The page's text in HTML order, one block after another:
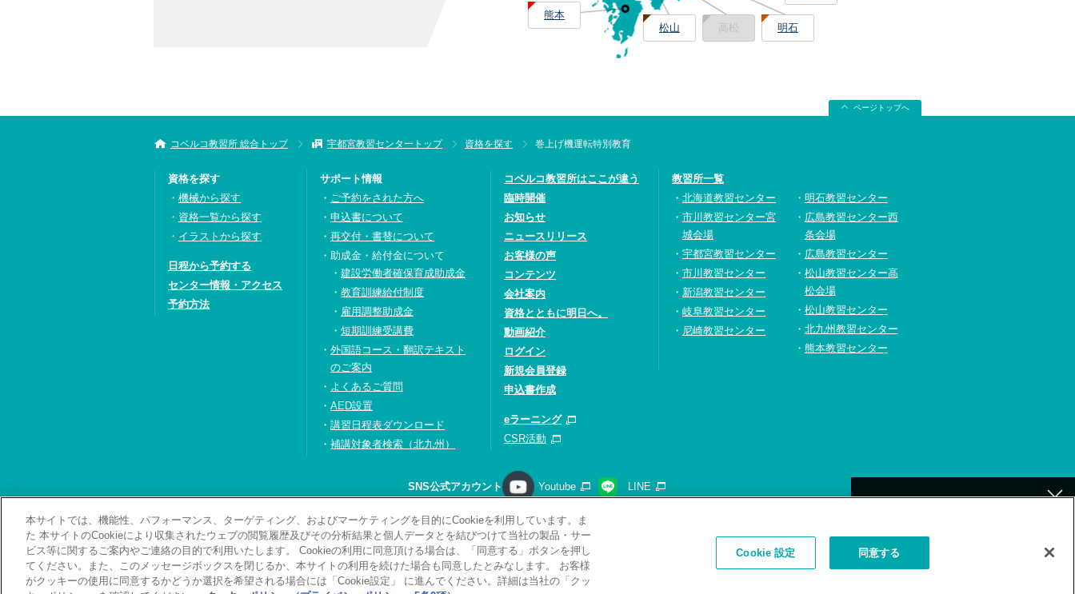
明石
高松
松山
熊本
ページトップへ
コベルコ教習所 総合トップ 宇都宮教習センタートップ 資格を探す 巻上げ機運転特別教育
資格を探す
機械から探す
資格一覧から探す
イラストから探す
日程から予約する
センター情報・アクセス
予約方法
サポート情報
ご予約をされた方へ
申込書について
再交付・書替について
助成金・給付金について
建設労働者確保育成助成金
教育訓練給付制度
雇用調整助成金
短期訓練受講費
外国語コース・翻訳テキスト
のご案内
よくあるご質問
AED設置
講習日程表ダウンロード
補講対象者検索（北九州）
コベルコ教習所はここが違う
臨時開催
お知らせ
ニュースリリース
お客様の声
コンテンツ
会社案内
資格とともに明日へ。
動画紹介
ログイン
新規会員登録
申込書作成
eラーニング
CSR活動
教習所一覧
北海道教習センター
市川教習センター宮
城会場
宇都宮教習センター
市川教習センター
新潟教習センター
岐阜教習センター
尼崎教習センター
明石教習センター
広島教習センター西
条会場
広島教習センター
松山教習センター高
松会場
松山教習センター
北九州教習センター
熊本教習センター
SNS公式アカウント Youtube LINE
お問い合わせ・資料請求 プライバシーポリシー ソーシャルメディアポリシー
サイトマップ
関連リンク
Copyright(C) 2026 Kobelco Training Services Co,.Ltd.
補講が必要なお客様へ
本サイトでは、機能性、パフォーマンス、ターゲティング、およびマーケティングを目的にCookieを利用しています。ま
た 本サイトのCookieにより収集されたウェブの閲覧履歴及びその分析結果と個人データとを結びつけて当社の製品・サー
ビス等に関するご案内やご連絡の目的で利用いたします。 Cookieの利用に同意頂ける場合は、「同意する」ボタンを押し
てください。また、このメッセージボックスを閉じるか、本サイトの利用を続けた場合も同意したとみなします。 お客様
がクッキーの使用に同意するかどうか選択を希望される場合には「Cookie設定」 に進んでください。詳細は当社の「クッ
Cookie 設定 同意する